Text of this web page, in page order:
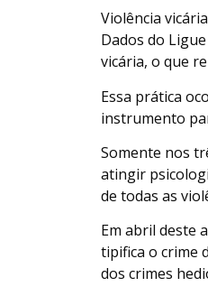
Violência vicária
Dados do
vicária, o que
Essa prática
instrumento
Somente nos
atingir
de todas as
Em abril deste
tipifica o crime
dos crimes